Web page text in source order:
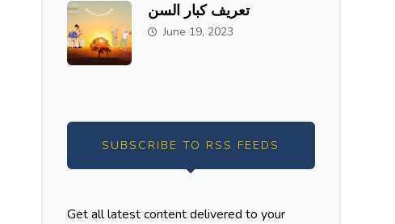
تعريف كبار السن
June 19, 2023
SUBSCRIBE TO RSS FEEDS
Get all latest content delivered to your